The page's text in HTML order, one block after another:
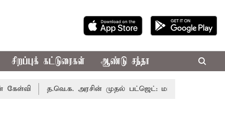
சிறப்புக் கட்டுரைகள் ஆண்டு சந்தா
த.வெ.க. அரசின் முதல் பட்ஜெட்: மாற்றமா?, தடுமாற்றமா?